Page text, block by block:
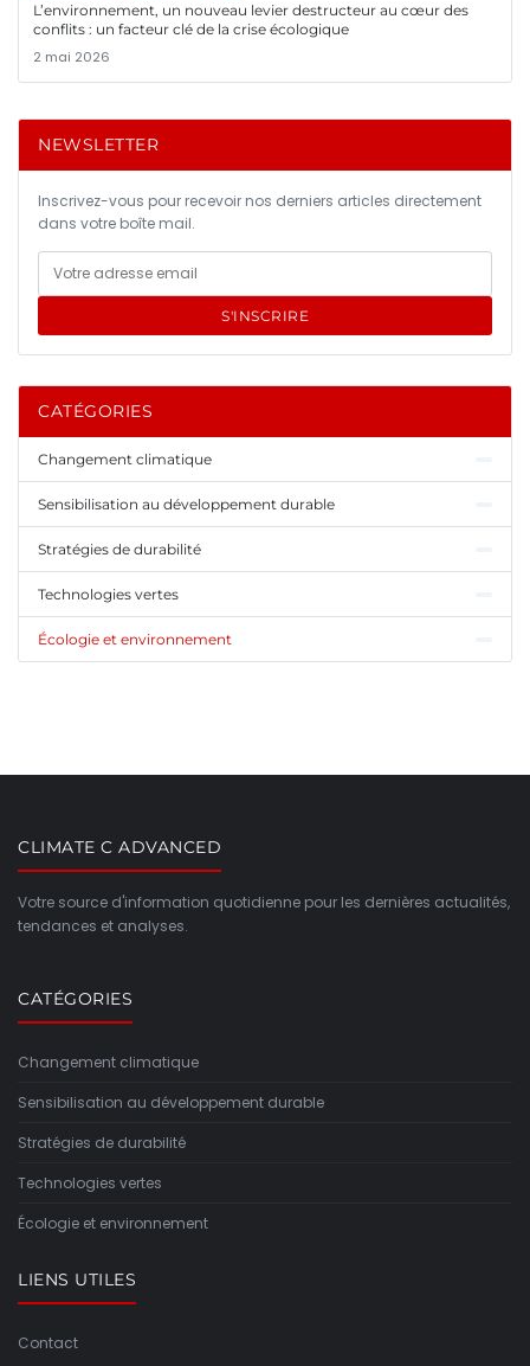
L’environnement, un nouveau levier destructeur au cœur des
conflits : un facteur clé de la crise écologique
2 mai 2026
NEWSLETTER
Inscrivez-vous pour recevoir nos derniers articles directement
dans votre boîte mail.
S'INSCRIRE
CATÉGORIES
Changement climatique
Sensibilisation au développement durable
Stratégies de durabilité
Technologies vertes
Écologie et environnement
CLIMATE C ADVANCED
Votre source d'information quotidienne pour les dernières actualités,
tendances et analyses.
CATÉGORIES
Changement climatique
Sensibilisation au développement durable
Stratégies de durabilité
Technologies vertes
Écologie et environnement
LIENS UTILES
Contact